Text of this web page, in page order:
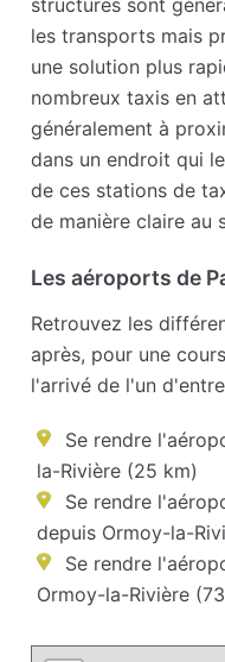
structures sont
les transports mais
une solution plus
nombreux taxis en
généralement à
dans un endroit qui
de ces stations de
de manière claire au
Les aéroports de
Retrouvez les
après, pour une
l'arrivé de l'un
Se rendre
la-Rivière (25 km)
Se rendre
depuis Ormoy-la-
Se rendre
Ormoy-la-Rivière